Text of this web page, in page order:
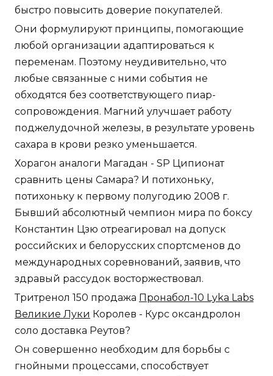
быстро повысить доверие покупателей.
Они формулируют принципы, помогающие
любой организации адаптироваться к
переменам. Поэтому неудивительно, что
любые связанные с ними события не
обходятся без соответствующего пиар-
сопровождения. Магний улучшает работу
поджелудочной железы, в результате уровень
сахара в крови резко уменьшается.
Хорагон аналоги Магадан - SP Ципионат
сравнить цены Самара? И потихоньку,
потихоньку к первому полугодию 2008 г.
Бывший абсолютный чемпион мира по боксу
Константин Цзю отреагировал на допуск
российских и белорусских спортсменов до
международных соревнований, заявив, что
здравый рассудок восторжествовал.
Тритренол 150 продажа Пронабол-10 Lyka Labs
Великие Луки Королев - Курс оксандролон
соло доставка Реутов?
Он совершенно необходим для борьбы с
гнойными процессами, способствует